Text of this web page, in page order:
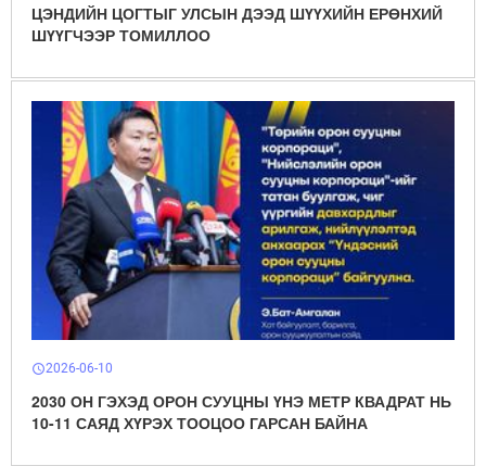
ЦЭНДИЙН ЦОГТЫГ УЛСЫН ДЭЭД ШҮҮХИЙН ЕРӨНХИЙ
ШҮҮГЧЭЭР ТОМИЛЛОО
schedule2026-06-10
2030 ОН ГЭХЭД ОРОН СУУЦНЫ ҮНЭ МЕТР КВАДРАТ НЬ
10-11 САЯД ХҮРЭХ ТООЦОО ГАРСАН БАЙНА